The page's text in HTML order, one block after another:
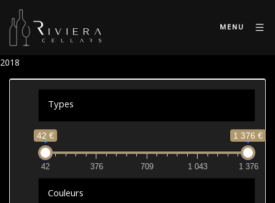
MENU
2018
Types
42 € 1 376 €
42 376 709 1 043 1 376
Couleurs